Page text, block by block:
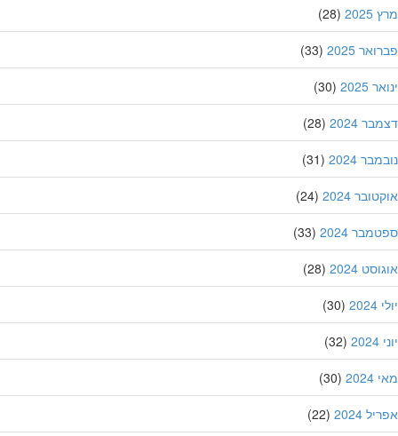
(28)
2025
(33)
2025
(30)
2024
(28)
2024
(31)
2024
(24)
2024
(33)
2024
(28)
(30)
(32)
(30)
2024
(22)